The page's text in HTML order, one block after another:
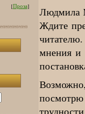
[Проза]
Людмила
Ждите
мнения и